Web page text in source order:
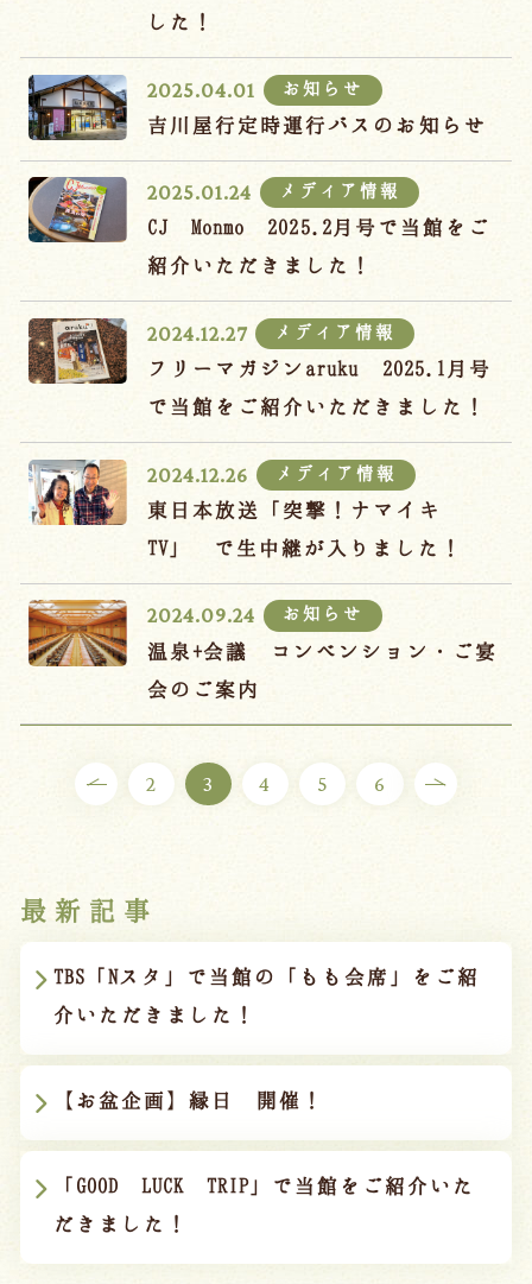
した！
2025.04.01 お知らせ
吉川屋行定時運行バスのお知らせ
2025.01.24 メディア情報
CJ Monmo 2025.2月号で当館をご
紹介いただきました！
2024.12.27 メディア情報
フリーマガジンaruku 2025.1月号
で当館をご紹介いただきました！
2024.12.26 メディア情報
東日本放送「突撃！ナマイキ
TV」 で生中継が入りました！
2024.09.24 お知らせ
温泉+会議 コンベンション・ご宴
会のご案内
2 3 4 5 6
最新記事
TBS「Nスタ」で当館の「もも会席」をご紹
介いただきました！
【お盆企画】縁日 開催！
「GOOD LUCK TRIP」で当館をご紹介いた
だきました！
024-542-2226
Language